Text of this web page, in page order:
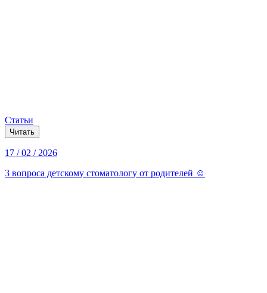
Статьи
Читать
17 / 02 / 2026
3 вопроса детскому стоматологу от родителей ☺️